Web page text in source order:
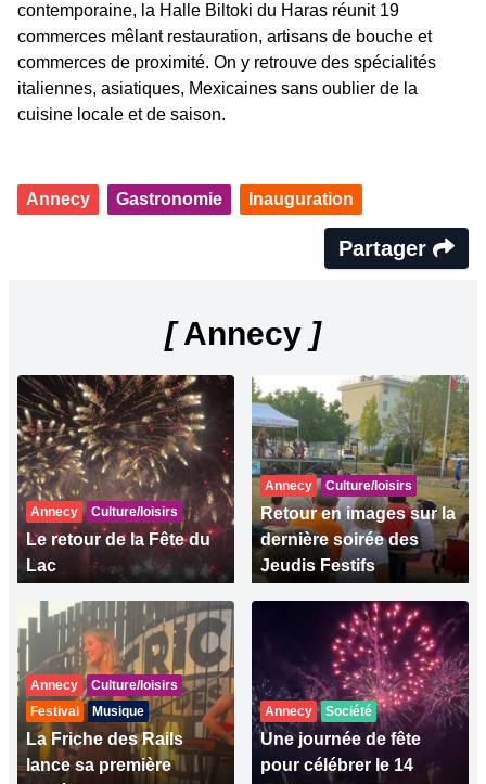
contemporaine, la Halle Biltoki du Haras réunit 19
commerces mêlant restauration, artisans de bouche et
commerces de proximité. On y retrouve des spécialités
italiennes, asiatiques, Mexicaines sans oublier de la
cuisine locale et de saison.
Annecy Gastronomie Inauguration
Partager
[Annecy ]
Annecy Culture/loisirs
Le retour de la Fête du
Lac
Annecy Culture/loisirs
Retour en images sur la
dernière soirée des
Jeudis Festifs
Annecy
Culture/loisirs
Festival
Musique
La Friche des Rails
lance sa première
Annecy Société
Une journée de fête
pour célébrer le 14